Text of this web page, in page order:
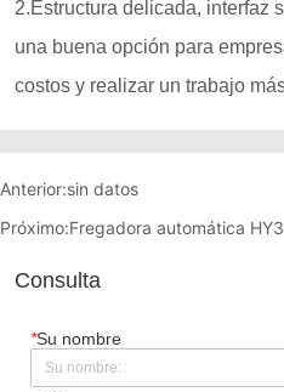
Anterior:sin datos
Próximo:Fregadora automática HY3
Consulta
*Su nombre